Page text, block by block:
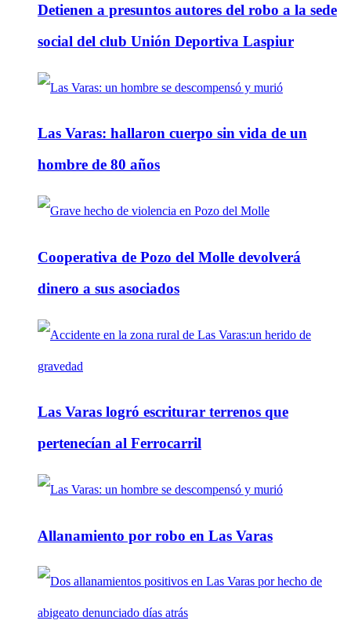
Detienen a presuntos autores del robo a la sede
social del club Unión Deportiva Laspiur
Las Varas: hallaron cuerpo sin vida de un
hombre de 80 años
Cooperativa de Pozo del Molle devolverá
dinero a sus asociados
Las Varas logró escriturar terrenos que
pertenecían al Ferrocarril
Allanamiento por robo en Las Varas